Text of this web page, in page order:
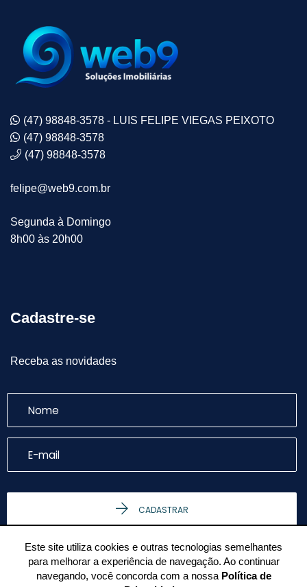
(47) 98848-3578 - LUIS FELIPE VIEGAS PEIXOTO
(47) 98848-3578
(47) 98848-3578
felipe@web9.com.br
Segunda à Domingo
8h00 às 20h00
Cadastre-se
Receba as novidades
CADASTRAR
Este site utiliza cookies e outras tecnologias semelhantes
para melhorar a experiência de navegação. Ao continuar
navegando, você concorda com a nossa Política de